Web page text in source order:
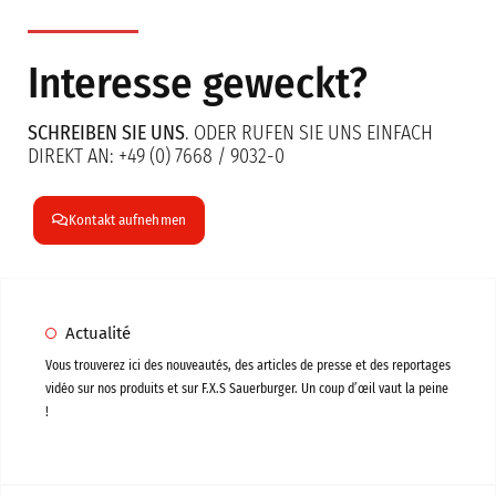
Interesse geweckt?
SCHREIBEN SIE UNS. ODER RUFEN SIE UNS EINFACH
DIREKT AN: +49 (0) 7668 / 9032-0
Kontakt aufnehmen
Actualité
Vous trouverez ici des nouveautés, des articles de presse et des reportages
vidéo sur nos produits et sur F.X.S Sauerburger. Un coup d’œil vaut la peine
!